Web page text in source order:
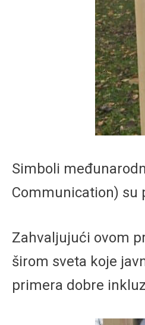
Simboli
Communication) su
Zahvaljujući ovom
širom sveta koje
primera dobre